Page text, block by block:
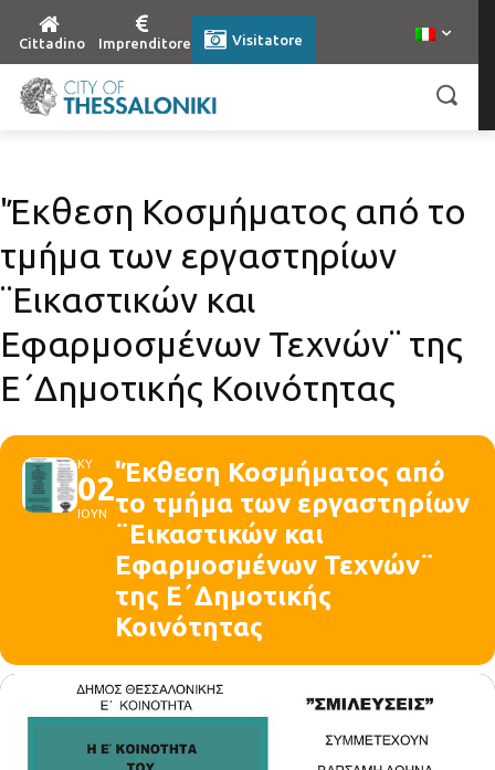
Cittadino Imprenditore Visitatore
'Έκθεση Κοσμήματος από το
τμήμα των εργαστηρίων
¨Εικαστικών και
Εφαρμοσμένων Τεχνών¨ της
Ε΄Δημοτικής Κοινότητας
ΚΥ
02
ΙΟΥΝ
'Έκθεση Κοσμήματος από
το τμήμα των εργαστηρίων
¨Εικαστικών και
Εφαρμοσμένων Τεχνών¨
της Ε΄Δημοτικής
Κοινότητας